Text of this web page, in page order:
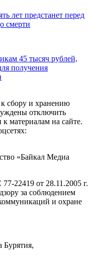
лет предстанет перед
смерти
45 тысяч рублей,
получения
сбору и хранению
отключить
материалам на сайте.
«Байкал Медиа
22419 от 28.11.2005 г.
за соблюдением
и охране
Бурятия,